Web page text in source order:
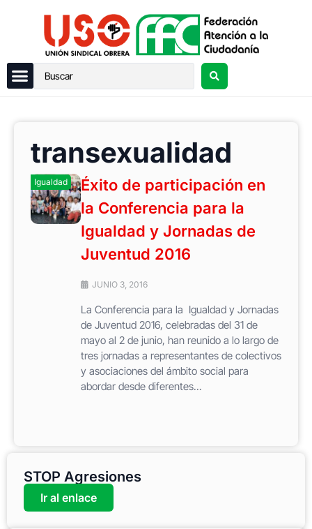
transexualidad
Igualdad
Éxito de participación en
la Conferencia para la
Igualdad y Jornadas de
Juventud 2016
JUNIO 3, 2016
La Conferencia para la Igualdad y Jornadas
de Juventud 2016, celebradas del 31 de
mayo al 2 de junio, han reunido a lo largo de
tres jornadas a representantes de colectivos
y asociaciones del ámbito social para
abordar desde diferentes...
STOP Agresiones
Ir al enlace